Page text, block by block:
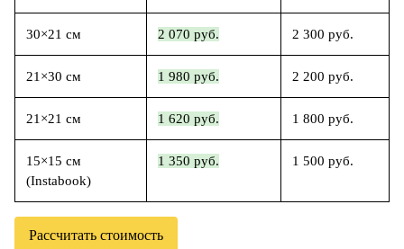
30×21 см 2 070 руб. 2 300 руб.
21×30 см 1 980 руб. 2 200 руб.
21×21 см 1 620 руб. 1 800 руб.
15×15 см
(Instabook)
1 350 руб. 1 500 руб.
Рассчитать стоимость